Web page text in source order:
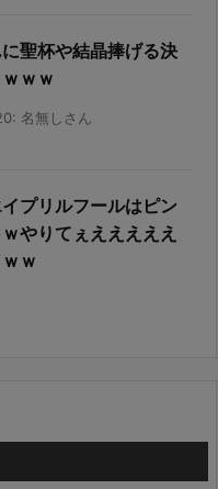
に聖杯や結晶捧げる決
ｗｗ
名無しさん
イプリルフールはピン
やりてぇえええええ
ｗ